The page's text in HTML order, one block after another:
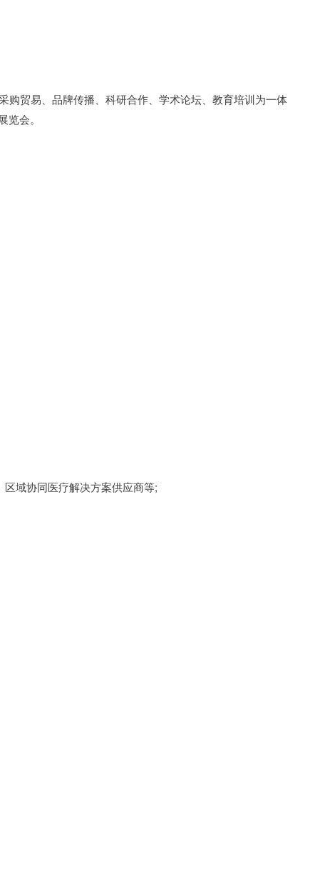
购贸易、品牌传播、科研合作、学术论坛、教育培训为一体
会。
域协同医疗解决方案供应商等;